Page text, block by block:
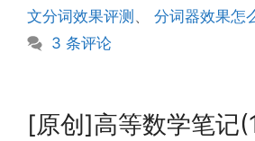
文分词效果评测 、 分词器效果怎
3 条评论
[原创]高等数学笔记